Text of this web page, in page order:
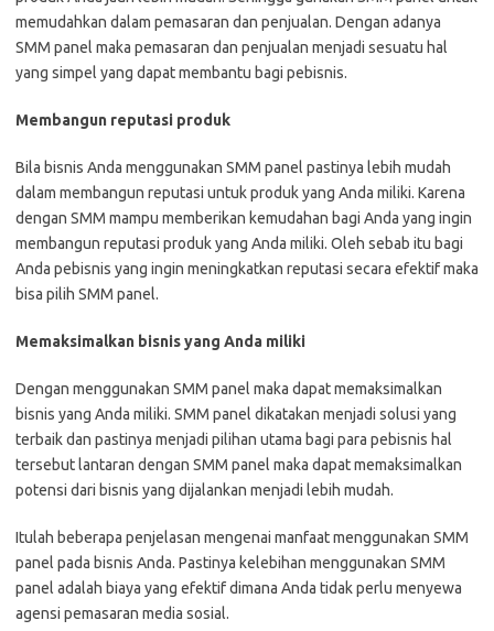
memudahkan dalam pemasaran dan penjualan. Dengan adanya
SMM panel maka pemasaran dan penjualan menjadi sesuatu hal
yang simpel yang dapat membantu bagi pebisnis.
Membangun reputasi produk
Bila bisnis Anda menggunakan SMM panel pastinya lebih mudah
dalam membangun reputasi untuk produk yang Anda miliki. Karena
dengan SMM mampu memberikan kemudahan bagi Anda yang ingin
membangun reputasi produk yang Anda miliki. Oleh sebab itu bagi
Anda pebisnis yang ingin meningkatkan reputasi secara efektif maka
bisa pilih SMM panel.
Memaksimalkan bisnis yang Anda miliki
Dengan menggunakan SMM panel maka dapat memaksimalkan
bisnis yang Anda miliki. SMM panel dikatakan menjadi solusi yang
terbaik dan pastinya menjadi pilihan utama bagi para pebisnis hal
tersebut lantaran dengan SMM panel maka dapat memaksimalkan
potensi dari bisnis yang dijalankan menjadi lebih mudah.
Itulah beberapa penjelasan mengenai manfaat menggunakan SMM
panel pada bisnis Anda. Pastinya kelebihan menggunakan SMM
panel adalah biaya yang efektif dimana Anda tidak perlu menyewa
agensi pemasaran media sosial.